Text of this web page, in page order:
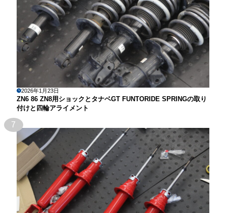
2026年1月23日
ZN6 86 ZN8用ショックとタナベGT FUNTORIDE SPRINGの取り
付けと四輪アライメント
7